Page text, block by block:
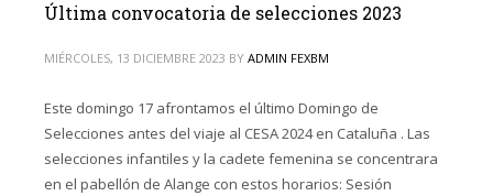
Última convocatoria de selecciones 2023
MIÉRCOLES, 13 DICIEMBRE 2023 BY ADMIN FEXBM
Este domingo 17 afrontamos el último Domingo de
Selecciones antes del viaje al CESA 2024 en Cataluña . Las
selecciones infantiles y la cadete femenina se concentrara
en el pabellón de Alange con estos horarios: Sesión